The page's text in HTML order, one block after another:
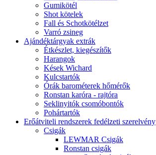
Gumikötél
Shot kötelek
Fall és Schotkötélzet
Varró zsineg
Ajándéktárgyak extrák
Étkészlet, kiegészítők
Harangok
Kések Wichard
Kulcstartók
Órák barométerek hőmérők
Ronstan karóra - rajtóra
Seklinyitók csomóbontók
Pohártartók
Erőátviteli rendszerek fedélzeti szerelvény
Csigák
LEWMAR Csigák
Ronstan csigák